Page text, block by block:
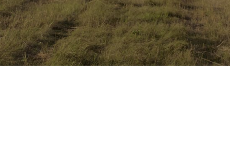
Inici > Serveis
>
Altres serveis de maquinària